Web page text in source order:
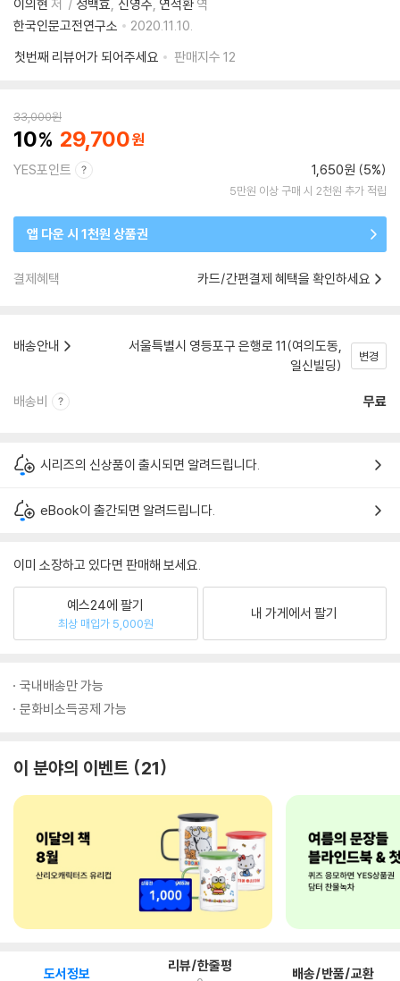
이의현 저 성백효 신영주 연석환 역
한국인문고전연구소
2020.11.10.
첫번째 리뷰어가 되어주세요
판매지수 12
33,000원
10 29,700
YES포인트 1,650원 (5%)
5만원 이상 구매 시 2천원 추가 적립
앱 다운 시 1천원 상품권
결제혜택 카드/간편결제 혜택을 확인하세요
배송안내
서울특별시 영등포구 은행로 11(여의도동,
일신빌딩)
변경
배송비 무료
시리즈의 신상품이 출시되면 알려드립니다.
eBook이 출간되면 알려드립니다.
이미 소장하고 있다면 판매해 보세요.
예스24에 팔기
최상 매입가 5,000원
내 가게에서 팔기
국내배송만 가능
문화비소득공제 가능
이 분야의 이벤트 21
도서정보 리뷰/한줄평 배송/반품/교환